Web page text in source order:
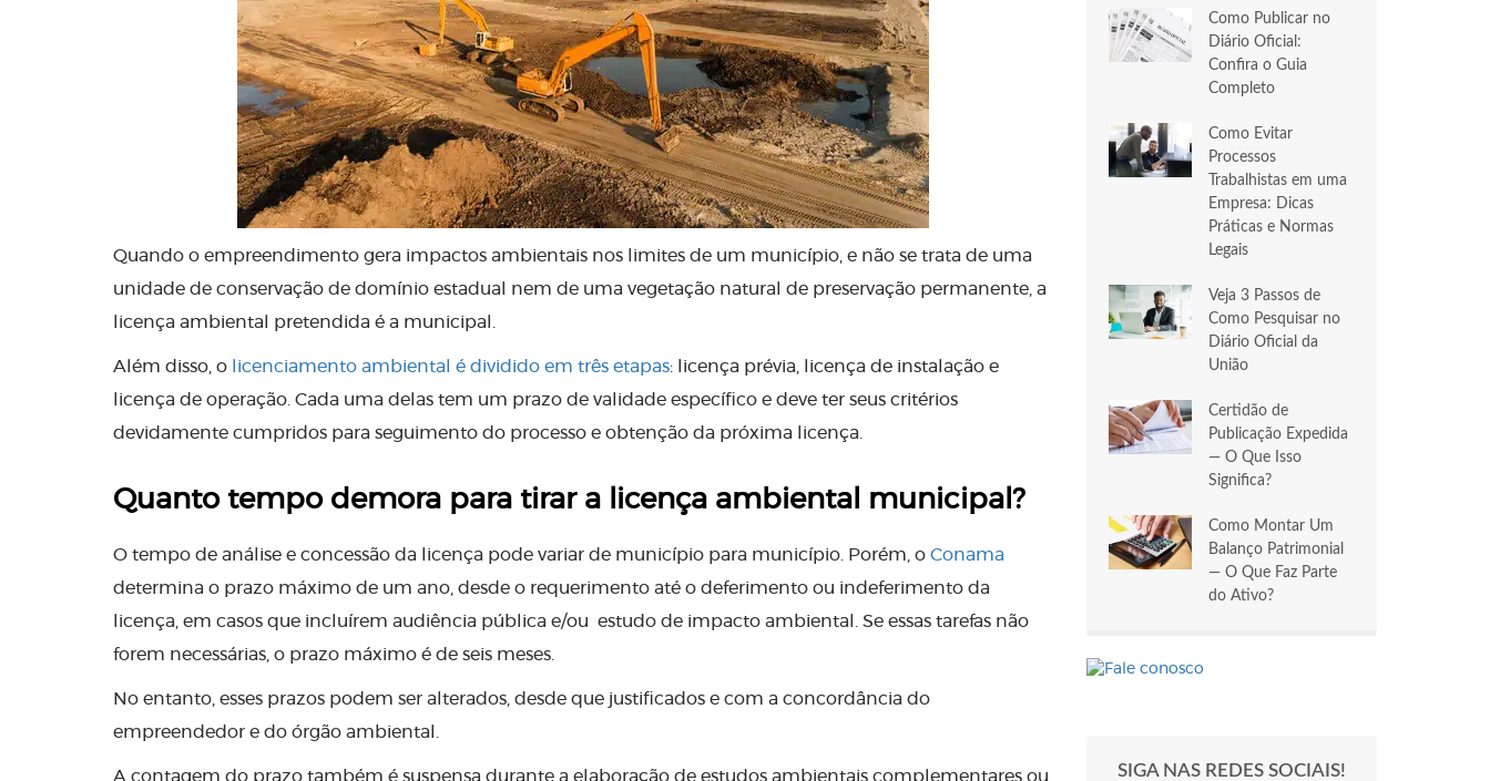
Quando o empreendimento gera impactos ambientais nos limites de um município, e não se trata de uma
unidade de conservação de domínio estadual nem de uma vegetação natural de preservação permanente, a
licença ambiental pretendida é a municipal.
Além disso, o licenciamento ambiental é dividido em três etapas: licença prévia, licença de instalação e
licença de operação. Cada uma delas tem um prazo de validade específico e deve ter seus critérios
devidamente cumpridos para seguimento do processo e obtenção da próxima licença.
Quanto tempo demora para tirar a licença ambiental municipal?
O tempo de análise e concessão da licença pode variar de município para município. Porém, o Conama
determina o prazo máximo de um ano, desde o requerimento até o deferimento ou indeferimento da
licença, em casos que incluírem audiência pública e/ou estudo de impacto ambiental. Se essas tarefas não
forem necessárias, o prazo máximo é de seis meses.
No entanto, esses prazos podem ser alterados, desde que justificados e com a concordância do
empreendedor e do órgão ambiental.
A contagem do prazo também é suspensa durante a elaboração de estudos ambientais complementares ou
Como Publicar no
Diário Oficial:
Confira o Guia
Completo
Como Evitar
Processos
Trabalhistas em uma
Empresa: Dicas
Práticas e Normas
Legais
Veja 3 Passos de
Como Pesquisar no
Diário Oficial da
União
Certidão de
Publicação Expedida
— O Que Isso
Significa?
Como Montar Um
Balanço Patrimonial
— O Que Faz Parte
do Ativo?
SIGA NAS REDES SOCIAIS!